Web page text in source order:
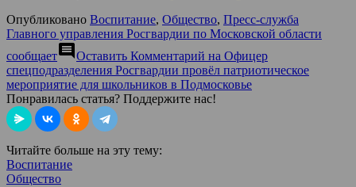
Опубликовано Воспитание, Общество, Пресс-служба
Главного управления Росгвардии по Московской области
сообщаетcomment Оставить Комментарий на Офицер
спецподразделения Росгвардии провёл патриотическое
мероприятие для школьников в Подмосковье
Понравилась статья? Поддержите нас!
Читайте больше на эту тему:
Воспитание
Общество